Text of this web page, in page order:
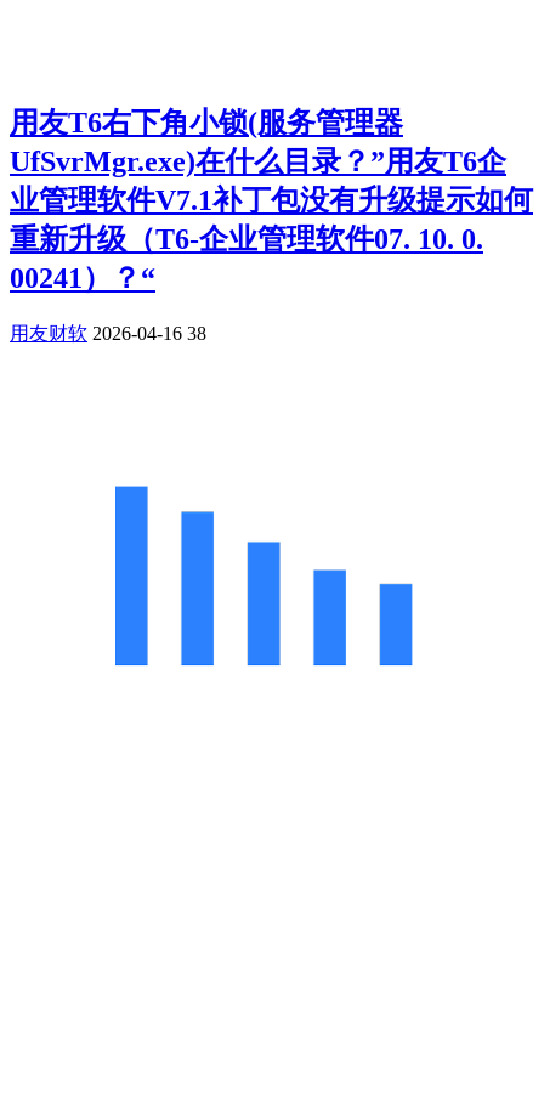
用友T6右下角小锁(服务管理器
UfSvrMgr.exe)在什么目录？”用友T6企
业管理软件V7.1补丁包没有升级提示如何
重新升级（T6-企业管理软件07. 10. 0.
00241）？“
用友财软 2026-04-16 38